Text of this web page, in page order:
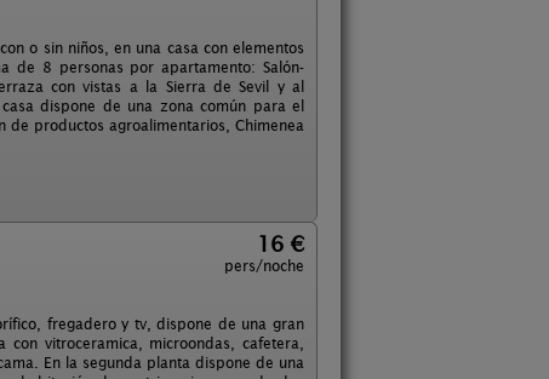
o sin niños, en una casa con elementos
de 8 personas por apartamento: Salón-
con vistas a la Sierra de Sevil y al
dispone de una zona común para el
productos agroalimentarios, Chimenea
16 €
pers/noche
fregadero y tv, dispone de una gran
vitroceramica, microondas, cafetera,
En la segunda planta dispone de una